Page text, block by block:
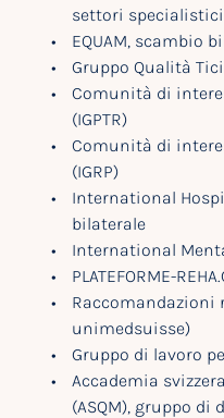
settori specialistici
EQUAM, scambio
Gruppo Qualità
Comunità di
(IGPTR)
Comunità di
(IGRP)
International
bilaterale
International
PLATEFORME-
Raccomandazioni
unimedsuisse)
Gruppo di lavoro
Accademia
(ASQM), gruppo di